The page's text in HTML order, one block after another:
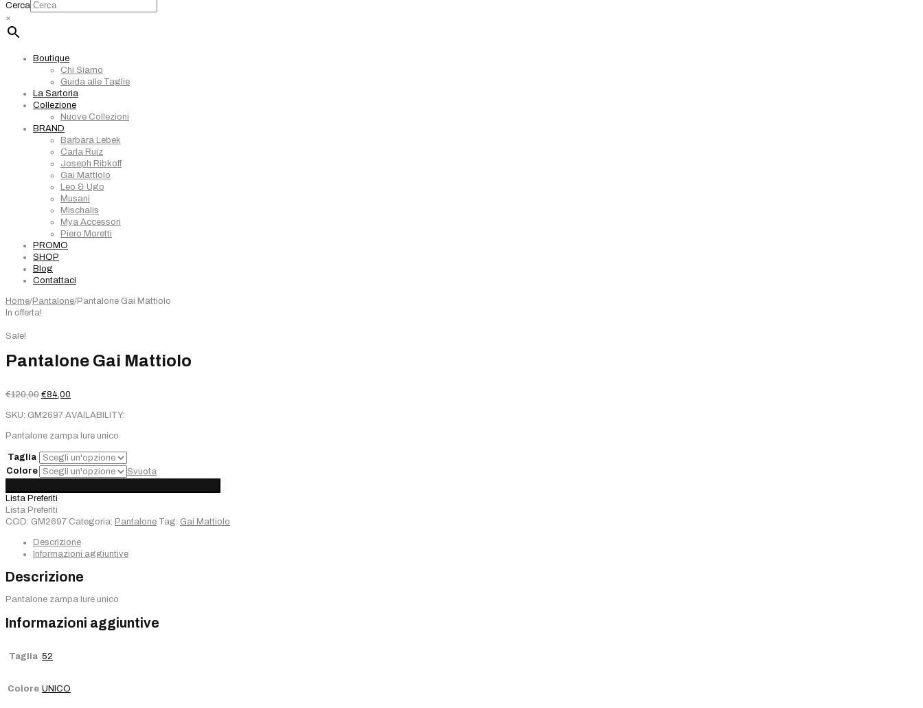
Cerca
×
Boutique
Chi Siamo
Guida alle Taglie
La Sartoria
Collezione
Nuove Collezioni
BRAND
Barbara Lebek
Carla Ruiz
Joseph Ribkoff
Gai Mattiolo
Leo & Ugo
Musani
Mischalis
Mya Accessori
Piero Moretti
PROMO
SHOP
Blog
Contattaci
Home/Pantalone/Pantalone Gai Mattiolo
In offerta!
Sale!
Pantalone Gai Mattiolo
€120,00 Il
originale
€120,00.
€84,00
attuale
€84,00.
SKU: GM2697 AVAILABILITY:
Pantalone zampa lure unico
Taglia
Colore
Svuota
Gai
Mattiolo
quantità
Lista Preferiti
Lista Preferiti
COD: GM2697 Categoria: Pantalone Tag: Gai Mattiolo
Descrizione
Informazioni aggiuntive
Descrizione
Pantalone zampa lure unico
Informazioni aggiuntive
Taglia 52
Colore UNICO